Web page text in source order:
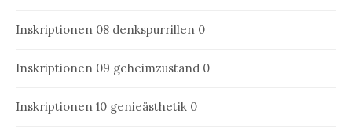
Inskriptionen 08 denkspurrillen 0
Inskriptionen 09 geheimzustand 0
Inskriptionen 10 genieästhetik 0